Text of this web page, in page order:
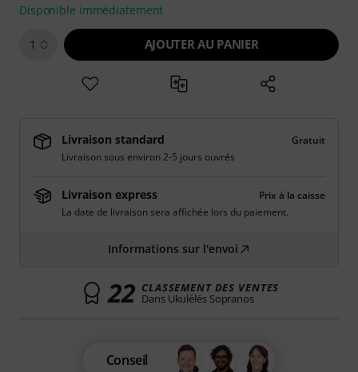
Disponible immédiatement
1 AJOUTER AU PANIER
Livraison standard
Gratuit
Livraison sous environ 2-5 jours ouvrés
Livraison express
Prix à la caisse
La date de livraison sera affichée lors du paiement.
Informations sur l'envoi
22 CLASSEMENT DES VENTES
Dans Ukulélés Sopranos
Conseil